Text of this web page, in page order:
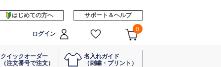
はじめての方へ サポート＆ヘルプ
ログイン
0
クイックオーダー
（注文番号で注文）
名入れガイド
（刺繍・プリント）